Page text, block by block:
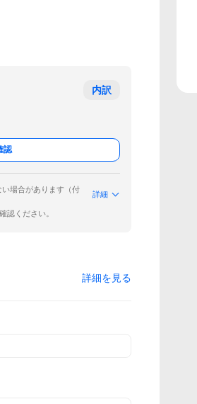
内訳
認
場合があります（付
詳細
認ください。
詳細を見る